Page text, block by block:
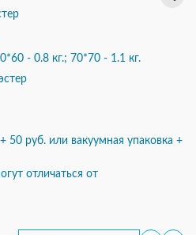
- 0.8 кг.; 70*70 - 1.1 кг.
50 руб. или вакуумная упаковка +
отличаться от